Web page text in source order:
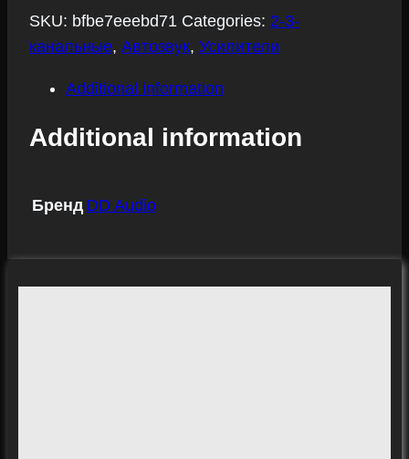
SKU: bfbe7eeebd71 Categories: 2-3-
канальные, Автозвук, Усилители
Additional information
Additional information
Бренд DD Audio